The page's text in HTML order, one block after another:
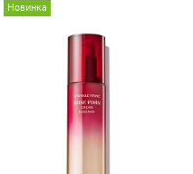
Новинка